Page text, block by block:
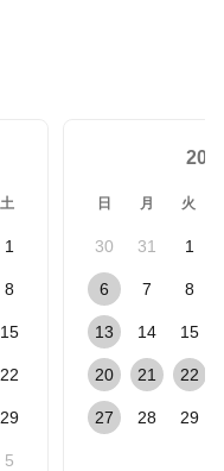
土
1
8
15
22
29
5
日 月 火
30 31 1
6 7 8
13 14 15
20 21 22
27 28 29